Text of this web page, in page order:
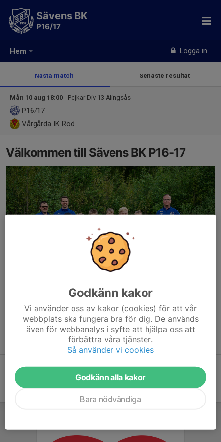
Hem Logga in
Sävens BK
P16/17
Nästa match Senaste resultat
Mån 10 aug 18:00 - Pojkar Div 13 Alingsås
P16/17
Vårgårda IK Röd
Välkommen till Sävens BK P16-17
Joakim Lidevi, 0725334628
Mathias Karlsson, 0735444422
Jesper Persson, 0739140055
Godkänn kakor
Vi använder oss av kakor (cookies) för att vår
webbplats ska fungera bra för dig. De används
även för webbanalys i syfte att hjälpa oss att
förbättra våra tjänster.
Så använder vi cookies
Godkänn alla kakor
Bara nödvändiga